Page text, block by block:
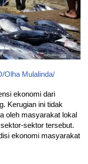
Olha Mulalinda/
ekonomi dari
Kerugian ini tidak
oleh masyarakat lokal
sektor tersebut.
ekonomi masyarakat